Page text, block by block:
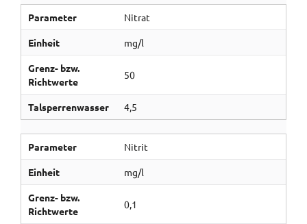
Parameter Nitrat
Einheit mg/l
Grenz- bzw.
Richtwerte
50
Talsperrenwasser 4,5
Parameter Nitrit
Einheit mg/l
Grenz- bzw.
Richtwerte
0,1